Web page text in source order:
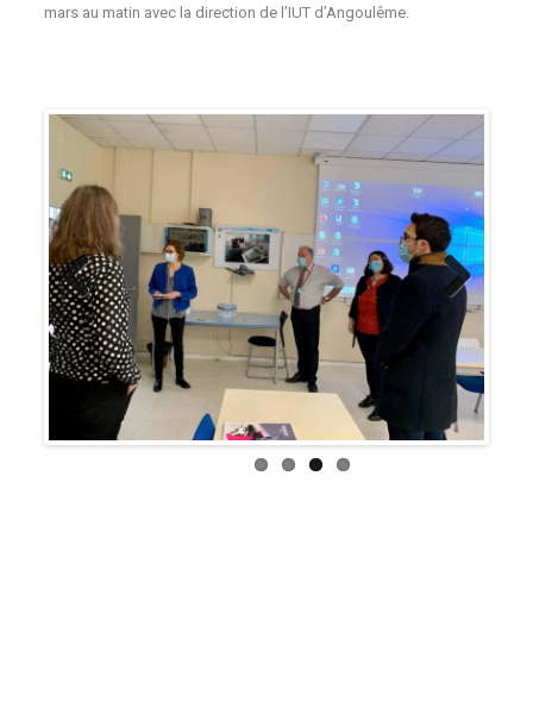
mars au matin avec la direction de l’IUT d’Angoulême.
Previous Next